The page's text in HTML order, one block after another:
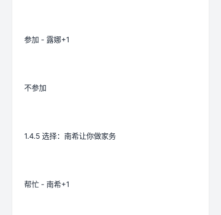
参加 - 露娜+1
不参加
1.4.5 选择：南希让你做家务
帮忙 - 南希+1